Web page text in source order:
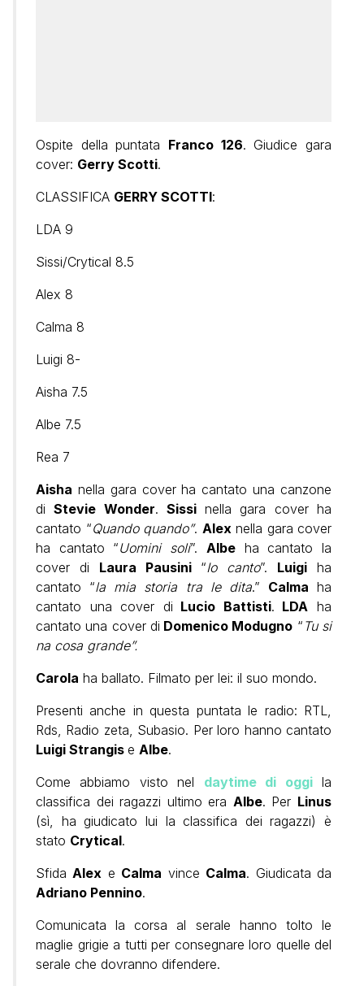
Ospite della puntata Franco 126. Giudice gara
cover: Gerry Scotti.
CLASSIFICA GERRY SCOTTI:
LDA 9
Sissi/Crytical 8.5
Alex 8
Calma 8
Luigi 8-
Aisha 7.5
Albe 7.5
Rea 7
Aisha nella gara cover ha cantato una canzone
diStevie Wonder. Sissinella gara cover ha
cantato “Quando quando”. Alexnella gara cover
ha cantato “Uomini soli”. Albeha cantato la
cover di Laura Pausini“Io canto”. Luigi ha
cantato “la mia storia tra le dita.” Calma ha
cantato una cover di Lucio Battisti. LDA ha
cantato una cover di Domenico Modugno “ Tu si
na cosa grande”.
Carola ha ballato. Filmato per lei: il suo mondo.
Presenti anche in questa puntata le radio: RTL,
Rds, Radio zeta, Subasio. Per loro hanno cantato
Luigi Strangis e Albe.
Come abbiamo visto nel daytime di oggila
classifica dei ragazzi ultimo era Albe. Per Linus
(sì, ha giudicato lui la classifica dei ragazzi) è
stato Crytical.
SfidaAlex e Calma vince Calma. Giudicata da
Adriano Pennino.
Comunicata la corsa al serale hanno tolto le
maglie grigie a tutti per consegnare loro quelle del
serale che dovranno difendere.